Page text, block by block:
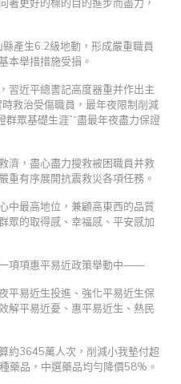
產生6.2級地動，形成嚴重職員
本舉措措施受損。
習近平總書記高度器重并作出主
救治受傷職員，最年夜限制削減
群眾基礎生涯”“盡最年夜盡力保證
濟，盡心盡力搜救被困職員并救
重有序展開抗震救災各項任務。
中最高地位，兼顧高東西的品質
眾的取得感、幸福感、平安感加
項項惠平易近政策舉動中——
平易近生投進、強化平易近生保
解平易近憂、惠平易近生、熱民
約3645萬人次，削減小我墊付超
藥品，中選藥品均勻降價58%。